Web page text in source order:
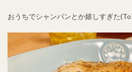
おうちでシャンパンとか嬉しすぎた